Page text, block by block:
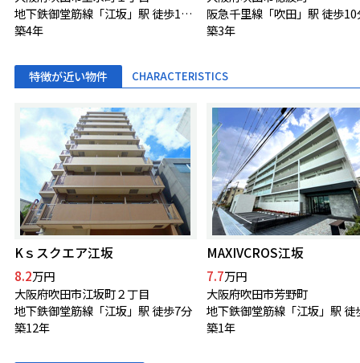
地下鉄御堂筋線「江坂」駅 徒歩10分
築4年
阪急千里線「吹田」駅 徒歩10
築3年
特徴が近い物件 CHARACTERISTICS
Kｓスクエア江坂
8.2万円
大阪府吹田市江坂町２丁目
地下鉄御堂筋線「江坂」駅 徒歩7分
築12年
MAXIVCROS江坂
7.7万円
大阪府吹田市芳野町
築1年